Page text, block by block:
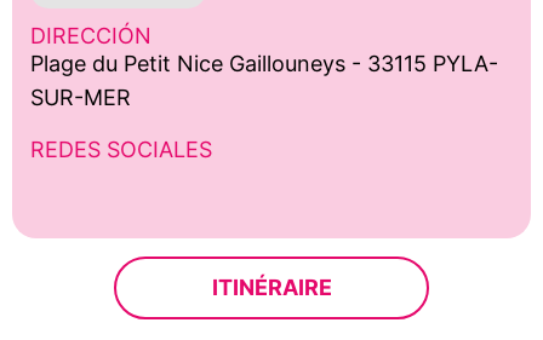
DIRECCIÓN
Plage du Petit Nice Gaillouneys - 33115 PYLA-
SUR-MER
REDES SOCIALES
ITINÉRAIRE